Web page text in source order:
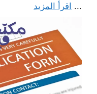
... اقرأ المزيد